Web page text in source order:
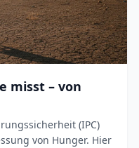
misst – von
(IPC)
von Hunger. Hier